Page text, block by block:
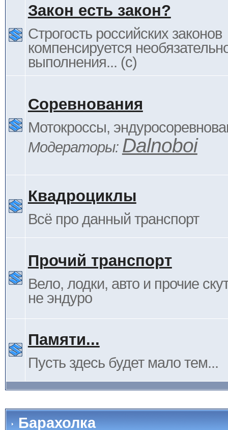
Закон есть закон?
Строгость российских законов
компенсируется
выполнения... (c)
Соревнования
Мотокроссы,
Модераторы: Dalnoboi
Квадроциклы
Всё про данный транспорт
Прочий транспорт
Вело, лодки, авто и прочие
не эндуро
Памяти...
Пусть здесь будет мало тем...
Барахолка